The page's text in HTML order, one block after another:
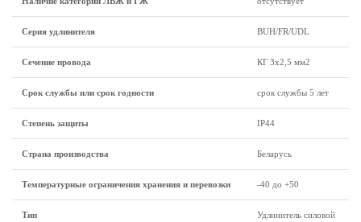
Серия удлинителя BUH/FR/UDL
Сечение провода КГ 3x2,5 мм2
Срок службы или срок годности срок службы 5 лет
Степень защиты IP44
Страна производства Беларусь
Температурные ограничения хранения и перевозки -40 до +50
Тип Удлинитель силовой